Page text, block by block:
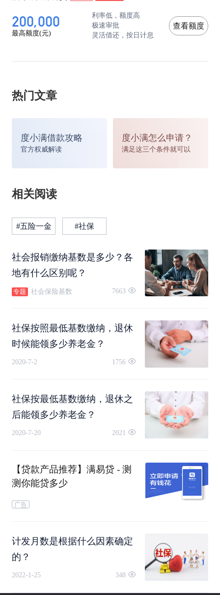
200,000
最高额度(元)
利率低，额度高
极速审批
灵活借还，按日计息
查看额度
热门文章
度小满借款攻略
官方权威解读
度小满怎么申请？
满足这三个条件就可以
相关阅读
#五险一金 #社保
社会报销缴纳基数是多少？各
地有什么区别呢？
专题 社会保险基数 7663
社保按照最低基数缴纳，退休
时候能领多少养老金？
2020-7-2 1756
社保按最低基数缴纳，退休之
后能领多少养老金？
2020-7-20 2021
【贷款产品推荐】满易贷 - 测
测你能贷多少
广告
计发月数是根据什么因素确定
的？
2022-1-25 348